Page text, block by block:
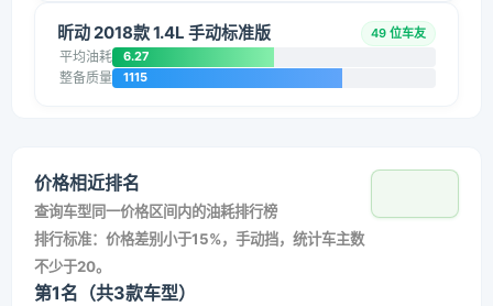
昕动 2018款 1.4L 手动标准版 49 位车友
平均油耗 6.27
整备质量 1115
价格相近排名
查询车型同一价格区间内的油耗排行榜
排行标准：价格差别小于15%，手动挡，统计车主数
不少于20。
第1名（共3款车型）